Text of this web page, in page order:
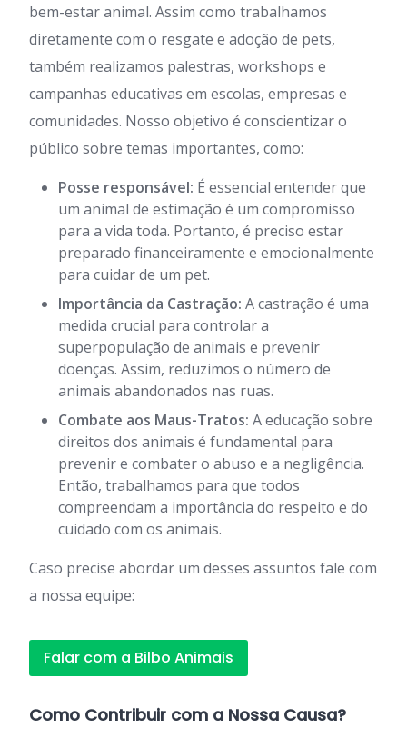
bem-estar animal. Assim como trabalhamos
diretamente com o resgate e adoção de pets,
também realizamos palestras, workshops e
campanhas educativas em escolas, empresas e
comunidades. Nosso objetivo é conscientizar o
público sobre temas importantes, como:
Posse responsável: É essencial entender que
um animal de estimação é um compromisso
para a vida toda. Portanto, é preciso estar
preparado financeiramente e emocionalmente
para cuidar de um pet.
Importância da Castração: A castração é uma
medida crucial para controlar a
superpopulação de animais e prevenir
doenças. Assim, reduzimos o número de
animais abandonados nas ruas.
Combate aos Maus-Tratos: A educação sobre
direitos dos animais é fundamental para
prevenir e combater o abuso e a negligência.
Então, trabalhamos para que todos
compreendam a importância do respeito e do
cuidado com os animais.
Caso precise abordar um desses assuntos fale com
a nossa equipe:
Falar com a Bilbo Animais
Como Contribuir com a Nossa Causa?